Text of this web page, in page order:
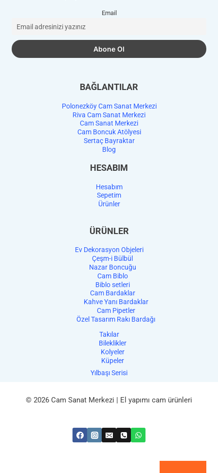
Email
BAĞLANTILAR
Polonezköy Cam Sanat Merkezi
Riva Cam Sanat Merkezi
Cam Sanat Merkezi
Cam Boncuk Atölyesi
Sertaç Bayraktar
Blog
HESABIM
Hesabım
Sepetim
Ürünler
ÜRÜNLER
Ev Dekorasyon Objeleri
Çeşm-i Bülbül
Nazar Boncuğu
Cam Biblo
Biblo setleri
Cam Bardaklar
Kahve Yanı Bardaklar
Cam Pipetler
Özel Tasarım Rakı Bardağı
Takılar
Bileklikler
Kolyeler
Küpeler
Yılbaşı Serisi
© 2026 Cam Sanat Merkezi | El yapımı cam ürünleri